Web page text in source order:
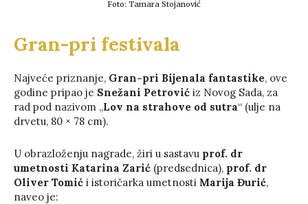
Foto: Tamara Stojanović
Gran-pri festivala
Najveće priznanje, Gran-pri Bijenala fantastike, ove
godine pripao je Snežani Petrović iz Novog Sada, za
rad pod nazivom „Lov na strahove od sutra“ (ulje na
drvetu, 80 × 78 cm).
U obrazloženju nagrade, žiri u sastavu prof. dr
umetnosti Katarina Zarić (predsednica), prof. dr
Oliver Tomić i istoričarka umetnosti Marija Đurić,
naveo je: